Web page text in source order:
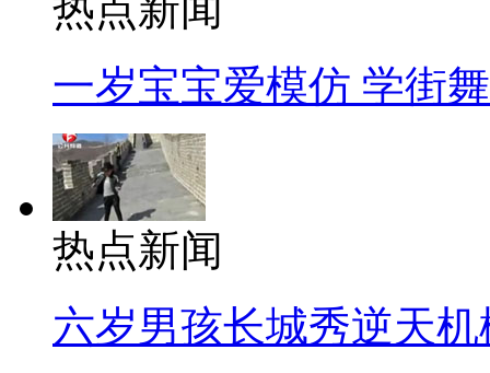
一岁宝宝爱模仿 学街
热点新闻
六岁男孩长城秀逆天机